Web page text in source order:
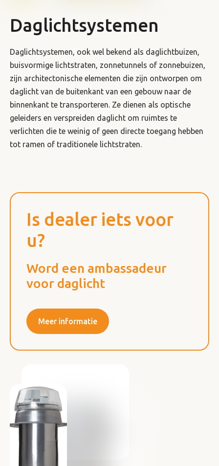
Daglichtsystemen
Daglichtsystemen, ook wel bekend als daglichtbuizen,
buisvormige lichtstraten, zonnetunnels of zonnebuizen,
zijn architectonische elementen die zijn ontworpen om
daglicht van de buitenkant van een gebouw naar de
binnenkant te transporteren. Ze dienen als optische
geleiders en verspreiden daglicht om ruimtes te
verlichten die te weinig of geen directe toegang hebben
tot ramen of traditionele lichtstraten.
Is dealer iets voor
u?
Word een ambassadeur
voor daglicht
Meer informatie